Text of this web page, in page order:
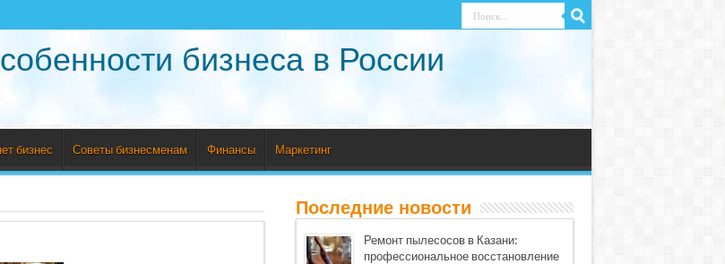
бизнеса в России
бизнес Советы бизнесменам Финансы Маркетинг
Последние новости
Ремонт пылесосов в Казани:
профессиональное восстановление